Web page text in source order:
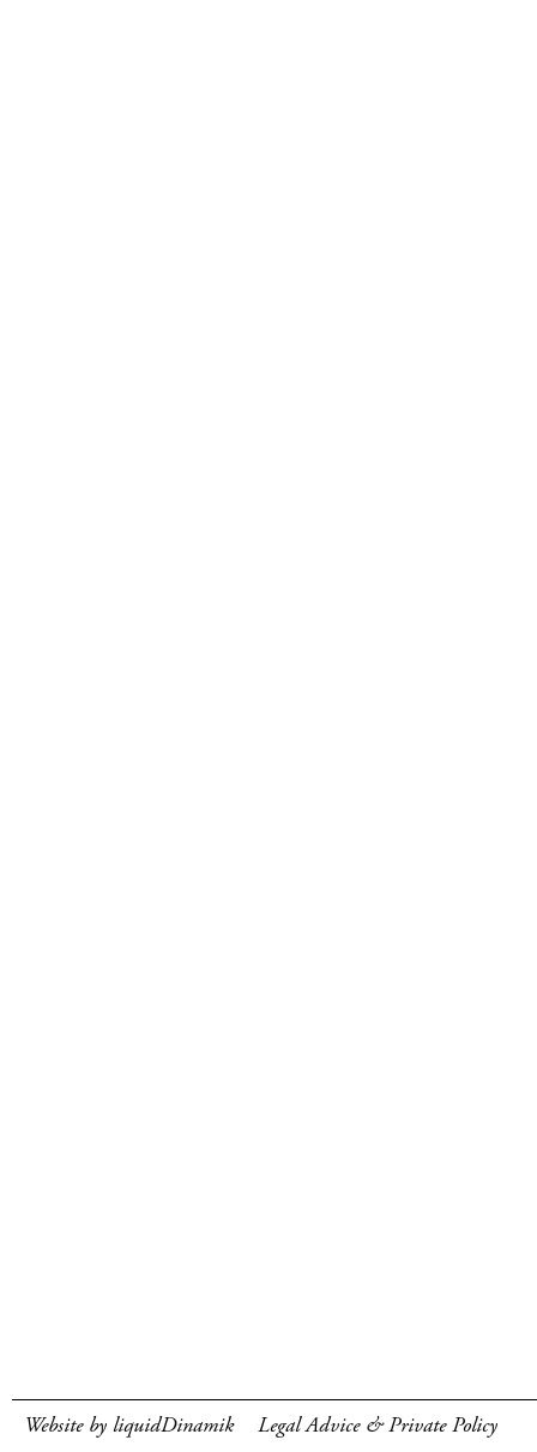
Website by liquidDinamik Legal Advice & Private Policy